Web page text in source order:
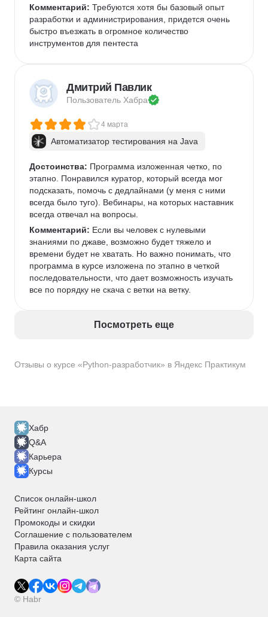
Отзывы о курсе «Python-разработчик» в Яндекс Практикум
Комментарий: Требуются хотя бы базовый опыт
разработки и администрирования, придется очень
быстро въезжать в огромное количество
инструментов для пентеста
Дмитрий Павлик
Пользователь Хабра
4 марта
Автоматизатор тестирования на Java
Достоинства: Программа изложенная четко, по
этапно. Понравился куратор, который всегда мог
подсказать, помочь с дедлайнами (у меня с ними
всегда было туго). Вебинары, на которых наставник
всегда отвечал на вопросы.
Комментарий: Если вы человек с нулевыми
знаниями по джаве, возможно будет тяжело и
времени будет не хватать. Но важно понимать, что
программа в курсе изложена по этапно в четкой
последовательности, что дает возможность изучать
все по порядку не скача с ветки на ветку.
Посмотреть еще
Хабр
Q&A
Карьера
Курсы
Список онлайн-школ
Рейтинг онлайн-школ
Промокоды и скидки
Соглашение с пользователем
Правила оказания услуг
Карта сайта
© Habr